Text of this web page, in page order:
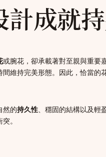
成就
或腕花，卻承載著對至親與重要
維持完美形態。因此，恰當的
然的持久性 、穩固的結構以及
。